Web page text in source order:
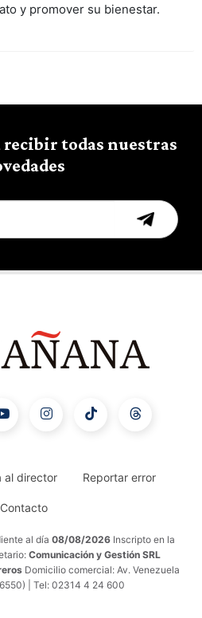
y promover su bienestar.
todas nuestras
al director Reportar error
Contacto
al día 08/08/2026 Inscripto en la
Comunicación y Gestión SRL
Domicilio comercial: Av. Venezuela
| Tel: 02314 4 24 600